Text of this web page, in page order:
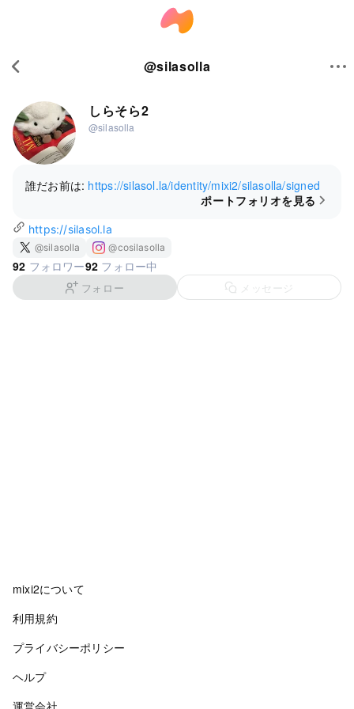
@silasolla
しらそら2
@silasolla
誰だお前は: https://silasol.la/identity/mixi2/silasolla/signed
ポートフォリオを見る
https://silasol.la
@silasolla @cosilasolla
92 フォロワー92 フォロー中
フォロー メッセージ
mixi2について
利用規約
プライバシーポリシー
ヘルプ
運営会社